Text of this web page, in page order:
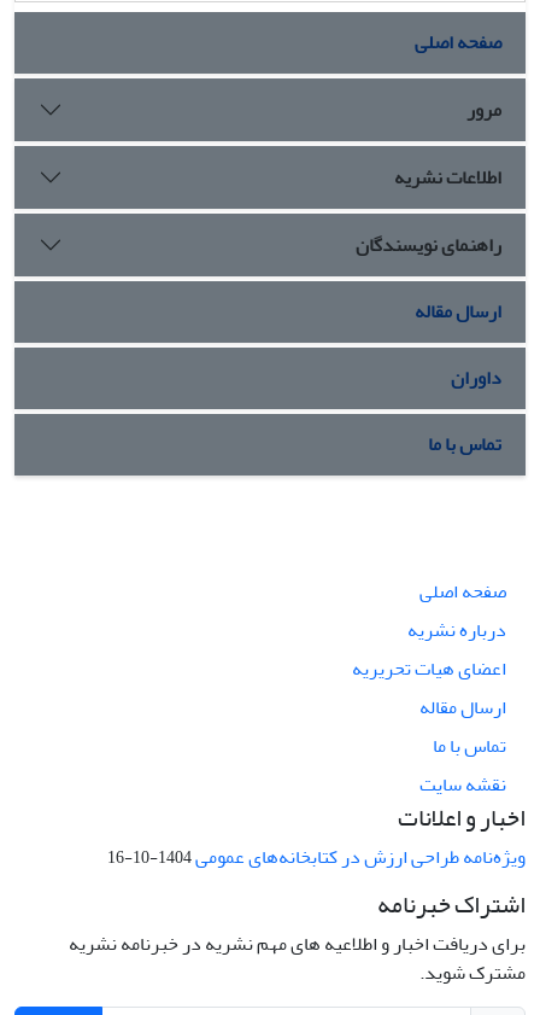
صفحه اصلی
مرور
اطلاعات نشریه
راهنمای نویسندگان
ارسال مقاله
داوران
تماس با ما
صفحه اصلی
درباره نشریه
اعضای هیات تحریریه
ارسال مقاله
تماس با ما
نقشه سایت
اخبار و اعلانات
ویژه‌نامه طراحی ارزش در کتابخانه‌های عمومی1404-10-16
اشتراک خبرنامه
برای دریافت اخبار و اطلاعیه های مهم نشریه در خبرنامه نشریه
مشترک شوید.